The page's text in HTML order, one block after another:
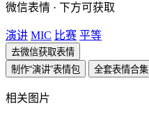
微信表情 · 下方可获取
演讲 MIC 比赛 平等
去微信获取表情
制作“演讲”表情包
全套表情合集
相关图片